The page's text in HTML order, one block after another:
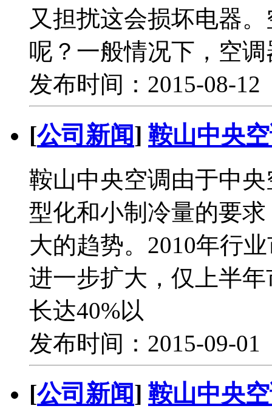
又担扰这会损坏电器
呢？一般情况下，空
发布时间：2015-08-
[公司新闻] 鞍山中央
鞍山中央空调由于中
型化和小制冷量的要
大的趋势。2010年行
进一步扩大，仅上半
长达40%以
发布时间：2015-09-
[公司新闻] 鞍山中央